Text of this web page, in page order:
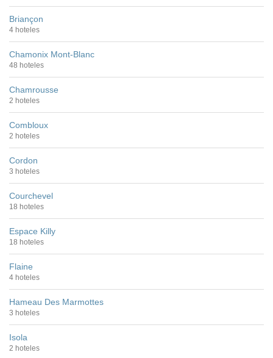
Briançon
4 hoteles
Chamonix Mont-Blanc
48 hoteles
Chamrousse
2 hoteles
Combloux
2 hoteles
Cordon
3 hoteles
Courchevel
18 hoteles
Espace Killy
18 hoteles
Flaine
4 hoteles
Hameau Des Marmottes
3 hoteles
Isola
2 hoteles